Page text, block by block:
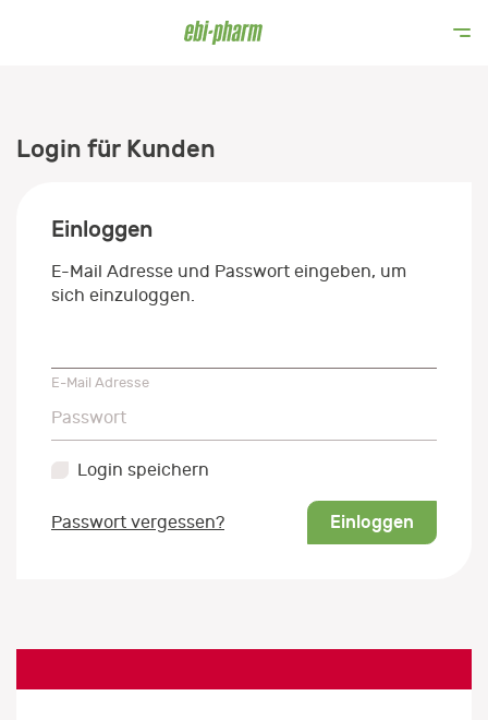
Login für Kunden
Einloggen
E-Mail Adresse und Passwort eingeben, um
sich einzuloggen.
E-Mail Adresse
Passwort
Passwort
Login speichern
Passwort vergessen? Einloggen